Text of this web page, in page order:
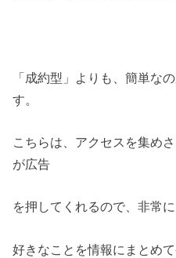
「成約型」よりも、簡単な
す。
こちらは、アクセスを集め
が広告
を押してくれるので、非常に
好きなことを情報にまとめ